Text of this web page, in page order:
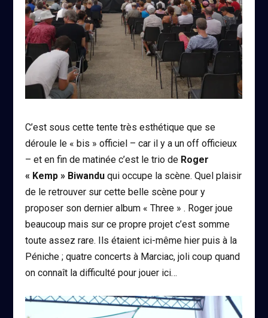
C’est sous cette tente très esthétique que se
déroule le « bis » officiel – car il y a un off officieux
– et en fin de matinée c’est le trio de Roger
« Kemp » Biwandu qui occupe la scène. Quel plaisir
de le retrouver sur cette belle scène pour y
proposer son dernier album « Three » . Roger joue
beaucoup mais sur ce propre projet c’est somme
toute assez rare. Ils étaient ici-même hier puis à la
Péniche ; quatre concerts à Marciac, joli coup quand
on connaît la difficulté pour jouer ici…